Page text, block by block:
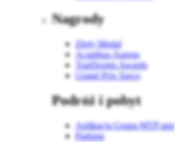
Nagrody
Złoty Medal
Acanthus Aureus
TopDesign Awards
Grand Prix Sawo
Podróż i pobyt
Aplikacja Grupa MTP app
Parking